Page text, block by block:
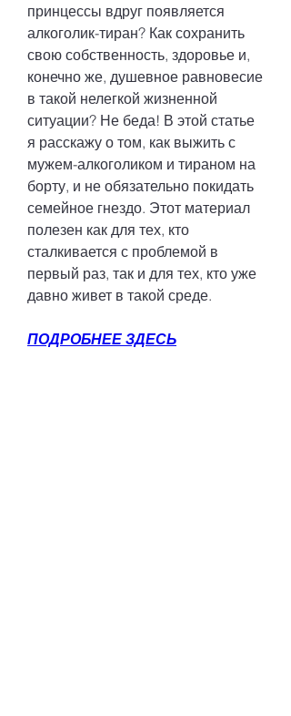
принцессы вдруг появляется
алкоголик-тиран? Как сохранить
свою собственность, здоровье и,
конечно же, душевное равновесие
в такой нелегкой жизненной
ситуации? Не беда! В этой статье
я расскажу о том, как выжить с
мужем-алкоголиком и тираном на
борту, и не обязательно покидать
семейное гнездо. Этот материал
полезен как для тех, кто
сталкивается с проблемой в
первый раз, так и для тех, кто уже
давно живет в такой среде.
ПОДРОБНЕЕ ЗДЕСЬ